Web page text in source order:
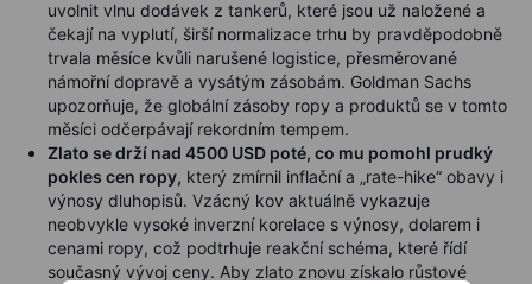
uvolnit vlnu dodávek z tankerů, které jsou už naložené a
čekají na vyplutí, širší normalizace trhu by pravděpodobně
trvala měsíce kvůli narušené logistice, přesměrované
námořní dopravě a vysátým zásobám. Goldman Sachs
upozorňuje, že globální zásoby ropy a produktů se v tomto
měsíci odčerpávají rekordním tempem.
Zlato se drží nad 4500 USD poté, co mu pomohl prudký
pokles cen ropy, který zmírnil inflační a „rate-hike“ obavy i
výnosy dluhopisů. Vzácný kov aktuálně vykazuje
neobvykle vysoké inverzní korelace s výnosy, dolarem i
cenami ropy, což podtrhuje reakční schéma, které řídí
současný vývoj ceny. Aby zlato znovu získalo růstové